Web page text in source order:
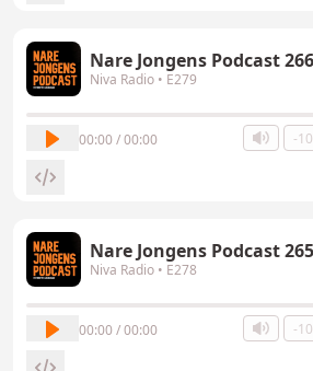
Nare Jongens Podcast
Niva Radio • E279
00:00 / 00:00 -10
Nare Jongens Podcast
Niva Radio • E278
00:00 / 00:00 -10